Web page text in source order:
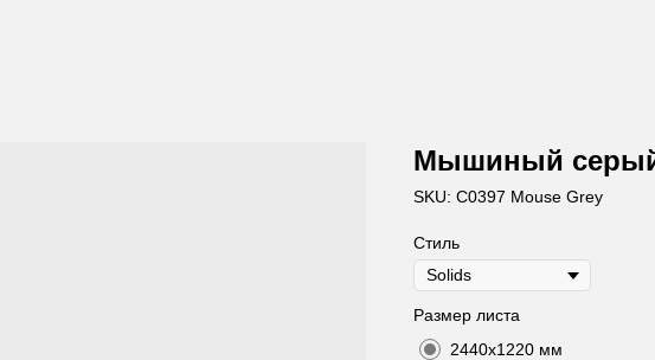
Мышиный
SKU: C0397 Mouse Grey
Стиль
Размер листа
2440х1220 мм